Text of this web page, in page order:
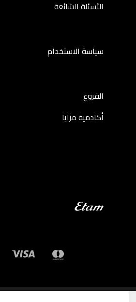
الأسئلة الشائعة
سياسة الاستخدام
الفروع
أكادمية مزايا